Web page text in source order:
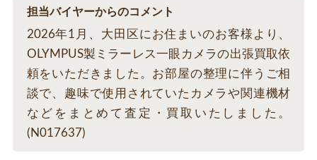
担当バイヤーからのコメント
2026年1月、大田区にお住まいのお客様より、
OLYMPUS製ミラーレス一眼カメラの出張買取依
頼をいただきました。お部屋の整理に伴うご相
談で、趣味で使用されていたカメラや関連機材
などをまとめて査定・買取いたしました。
(N017637)